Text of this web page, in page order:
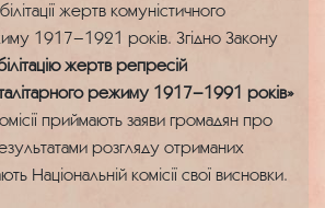
жертв комуністичного
1917–1921 років. Згідно Закону
жертв репресій
режиму 1917–1991 років»
приймають заяви громадян про
розгляду отриманих
Національній комісії свої висновки.